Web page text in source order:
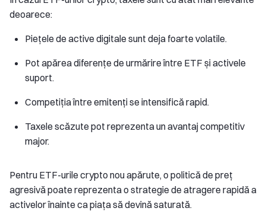
deoarece:
Piețele de active digitale sunt deja foarte volatile.
Pot apărea diferențe de urmărire între ETF și activele
suport.
Competiția între emitenți se intensifică rapid.
Taxele scăzute pot reprezenta un avantaj competitiv
major.
Pentru ETF-urile crypto nou apărute, o politică de preț
agresivă poate reprezenta o strategie de atragere rapidă a
activelor înainte ca piața să devină saturată.